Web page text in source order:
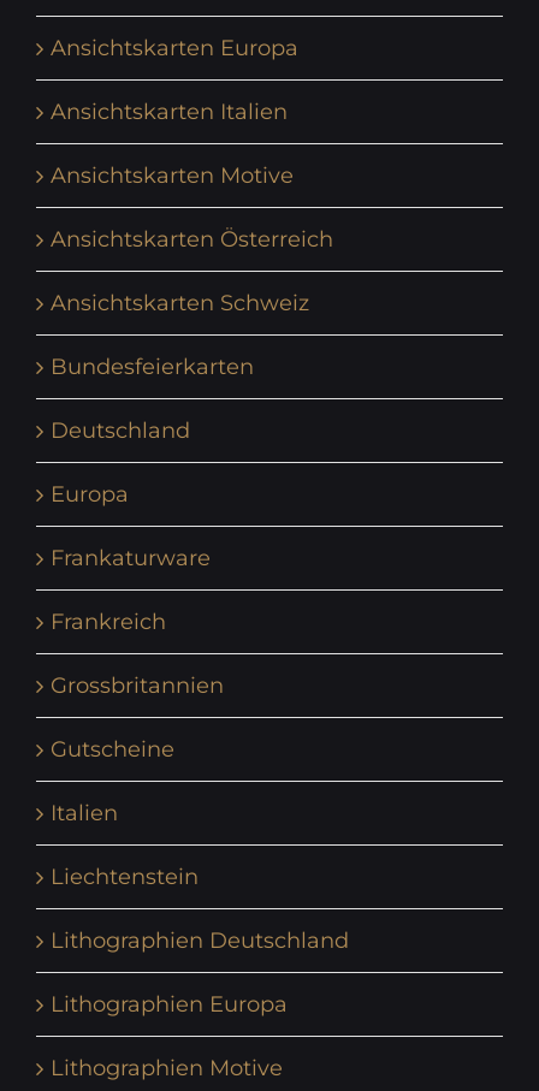
Ansichtskarten Europa
Ansichtskarten Italien
Ansichtskarten Motive
Ansichtskarten Österreich
Ansichtskarten Schweiz
Bundesfeierkarten
Deutschland
Europa
Frankaturware
Frankreich
Grossbritannien
Gutscheine
Italien
Liechtenstein
Lithographien Deutschland
Lithographien Europa
Lithographien Motive